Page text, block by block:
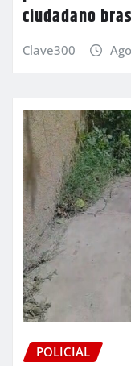
ciudadano
Clave300
POLICIAL